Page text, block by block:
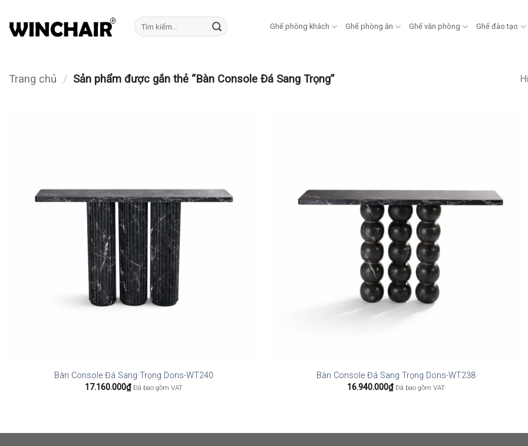
qua
Tìm
kiếm:
Ghế phòng khách Ghế phòng ăn Ghế văn phòng Ghế đào tạo
Trang chủ / Sản phẩm được gắn thẻ “Bàn Console Đá Sang Trọng”
Bàn Console Đá Sang Trọng Dons-WT240
17.160.000₫ Đã bao gồm VAT
Bàn Console Đá Sang Trọng Dons-WT238
16.940.000₫ Đã bao gồm VAT